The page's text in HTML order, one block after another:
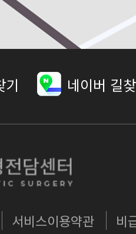
기 네이버 길
서비스이용약관 비